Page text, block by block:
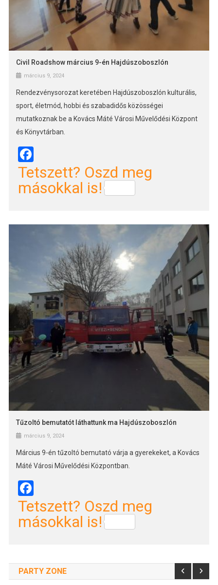
Civil Roadshow március 9-én Hajdúszoboszlón
március 9, 2024
Rendezvénysorozat keretében Hajdúszoboszlón kulturális,
sport, életmód, hobbi és szabadidős közösségei
mutatkoznak be a Kovács Máté Városi Művelődési Központ
és Könyvtárban.
Facebook
Tetszett? Oszd meg
másokkal is!
Tűzoltó bemutatót láthattunk ma Hajdúszoboszlón
március 9, 2024
Március 9-én tűzoltó bemutató várja a gyerekeket, a Kovács
Máté Városi Művelődési Központban.
Facebook
Tetszett? Oszd meg
másokkal is!
PARTY ZONE